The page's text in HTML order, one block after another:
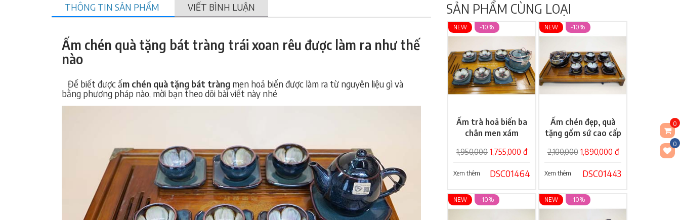
0
0
THÔNG TIN SẢN PHẨM VIẾT BÌNH LUẬN
Ấm chén quà tặng bát tràng trái xoan rêu được làm ra như thế
nào
Để biết được ấm chén quà tặng bát tràng men hoả biến được làm ra từ nguyên liệu gì và
bằng phương pháp nào, mời bạn theo dõi bài viết này nhé
chén quà tặng bát tràng
SẢN PHẨM CÙNG LOẠI
Giỏ hàng
NEW -10%
Ấm trà hoả biến ba
chân men xám
1,950,000 1,755,000 đ
DSC01464
Xem thêm
Giỏ hàng
NEW -10%
Ấm chén đẹp, quà
tặng gốm sứ cao cấp
2,100,0001,890,000 đ
DSC01443
Xem thêm
NEW -10% NEW -10%